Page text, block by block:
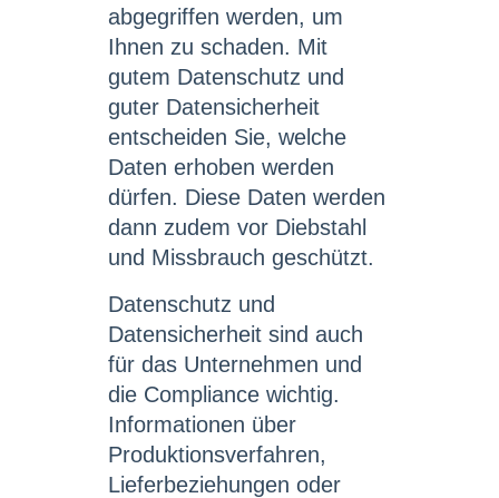
abgegriffen werden, um
Ihnen zu schaden. Mit
gutem Datenschutz und
guter Datensicherheit
entscheiden Sie, welche
Daten erhoben werden
dürfen. Diese Daten werden
dann zudem vor Diebstahl
und Missbrauch geschützt.
Datenschutz und
Datensicherheit sind auch
für das Unternehmen und
die Compliance wichtig.
Informationen über
Produktionsverfahren,
Lieferbeziehungen oder